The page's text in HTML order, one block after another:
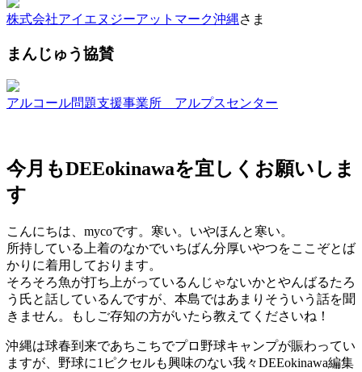
株式会社アイエヌジーアットマーク沖縄さま
まんじゅう協賛
アルコール問題支援事業所 アルプスセンター
今月もDEEokinawaを宜しくお願いしま
す
こんにちは、mycoです。寒い。いやほんと寒い。
所持している上着のなかでいちばん分厚いやつをここぞとば
かりに着用しております。
そろそろ魚が打ち上がっているんじゃないかとやんばるたろ
う氏と話しているんですが、本島ではあまりそういう話を聞
きません。もしご存知の方がいたら教えてくださいね！
沖縄は球春到来であちこちでプロ野球キャンプが賑わってい
ますが、野球に1ピクセルも興味のない我々DEEokinawa編集